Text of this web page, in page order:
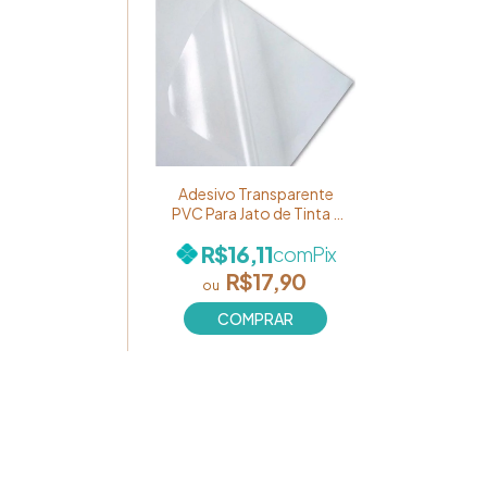
Adesivo Transparente
PVC Para Jato de Tinta -
10 Folhas
R$17,90
R$16,11comPix